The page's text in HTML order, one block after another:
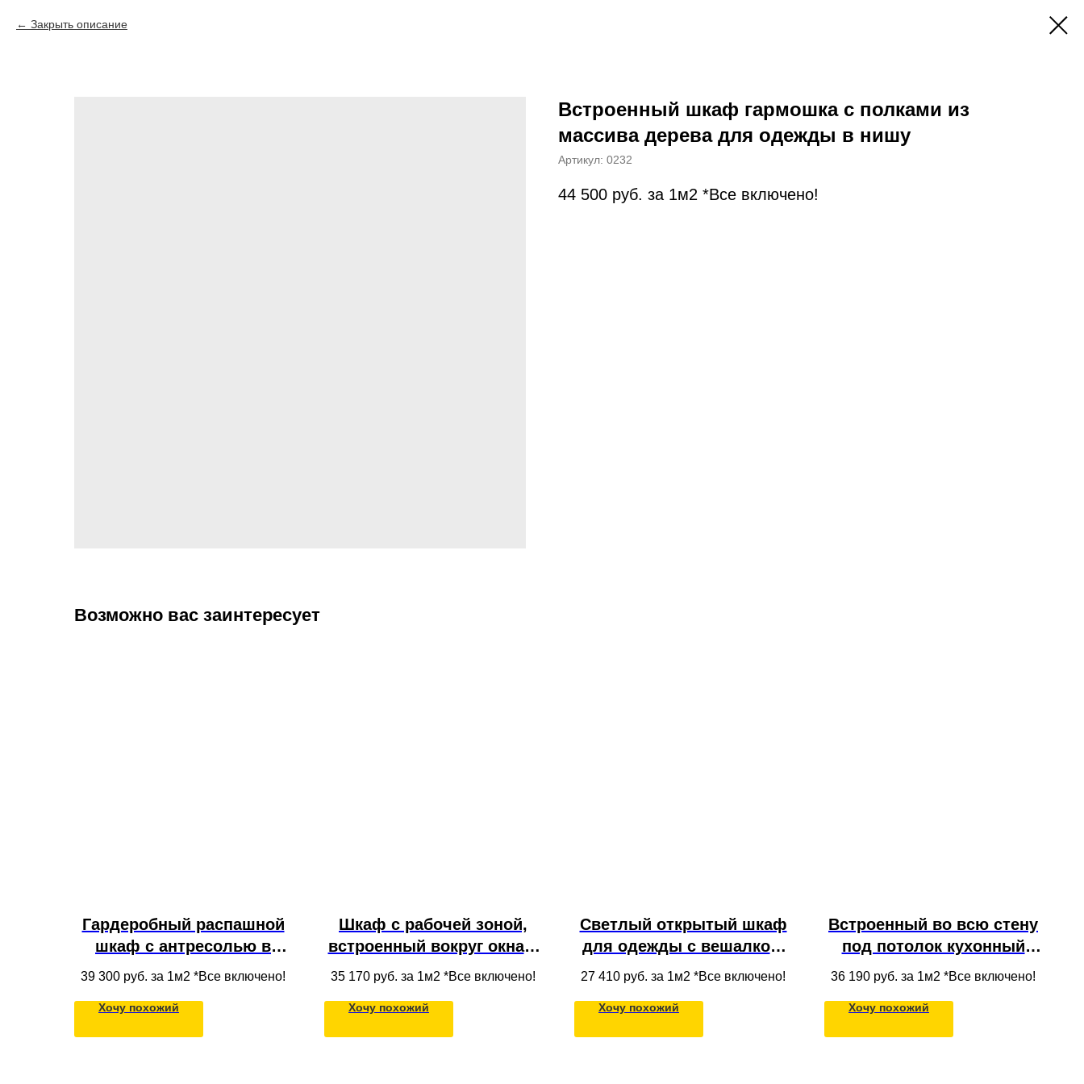
Закрыть описание
Встроенный шкаф гармошка с полками из
массива дерева для одежды в нишу
Артикул: 0232
44 500 руб. за 1м2 *Все включено!
Возможно вас заинтересует
Гардеробный распашной
шкаф с антресолью в
детскую для одежды
39 300 руб. за 1м2 *Все включено!
Хочу похожий
Шкаф с рабочей зоной,
встроенный вокруг окна в
спальне, с антресолью,
выдвижными ящиками,
фасады из светлого МДФ
35 170 руб. за 1м2 *Все включено!
Хочу похожий
Светлый открытый шкаф
для одежды с вешалкой,
полками и ящиками из
под потолок
27 410 руб. за 1м2 *Все включено!
Хочу похожий
Встроенный во всю стену
под потолок кухонный
шкаф со стеклянными
столом и выдвижными
ящиками
36 190 руб. за 1м2 *Все включено!
Хочу похожий